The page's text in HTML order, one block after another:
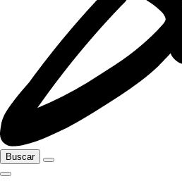
Buscar